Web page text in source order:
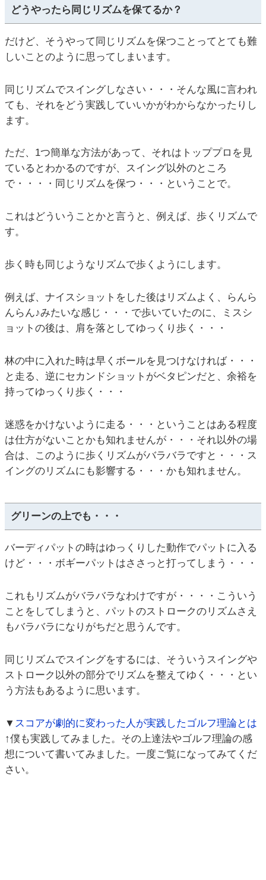
どうやったら同じリズムを保てるか？
だけど、そうやって同じリズムを保つことってとても難
しいことのように思ってしまいます。
同じリズムでスイングしなさい・・・そんな風に言われ
ても、それをどう実践していいかがわからなかったりし
ます。
ただ、1つ簡単な方法があって、それはトッププロを見
ているとわかるのですが、スイング以外のところ
で・・・・同じリズムを保つ・・・ということで。
これはどういうことかと言うと、例えば、歩くリズムで
す。
歩く時も同じようなリズムで歩くようにします。
例えば、ナイスショットをした後はリズムよく、らんら
んらん♪みたいな感じ・・・で歩いていたのに、ミスシ
ョットの後は、肩を落としてゆっくり歩く・・・
林の中に入れた時は早くボールを見つけなければ・・・
と走る、逆にセカンドショットがベタピンだと、余裕を
持ってゆっくり歩く・・・
迷惑をかけないように走る・・・ということはある程度
は仕方がないことかも知れませんが・・・それ以外の場
合は、このように歩くリズムがバラバラですと・・・ス
イングのリズムにも影響する・・・かも知れません。
グリーンの上でも・・・
バーディパットの時はゆっくりした動作でパットに入る
けど・・・ボギーパットはささっと打ってしまう・・・
これもリズムがバラバラなわけですが・・・・こういう
ことをしてしまうと、パットのストロークのリズムさえ
もバラバラになりがちだと思うんです。
同じリズムでスイングをするには、そういうスイングや
ストローク以外の部分でリズムを整えてゆく・・・とい
う方法もあるように思います。
▼ スコアが劇的に変わった人が実践したゴルフ理論とは
↑僕も実践してみました。その上達法やゴルフ理論の感
想について書いてみました。一度ご覧になってみてくだ
さい。